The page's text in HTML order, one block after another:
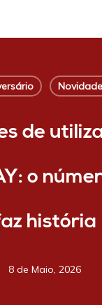
de
o
história
8 de Maio, 2026